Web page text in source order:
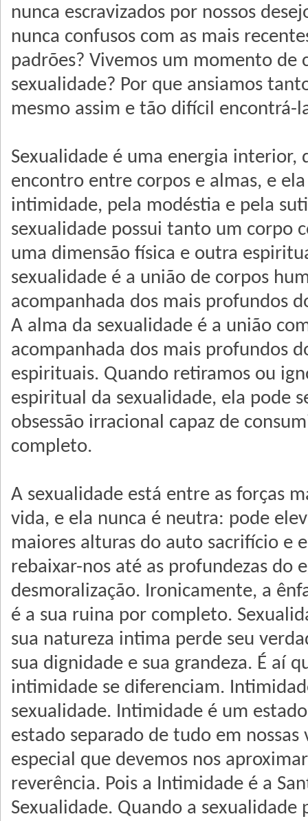
nunca escravizados por nossos
nunca confusos com as mais
padrões? Vivemos um momento de
sexualidade? Por que ansiamos
mesmo assim e tão difícil encontrá-
Sexualidade é uma energia interior,
encontro entre corpos e almas, e
intimidade, pela modéstia e pela
sexualidade possui tanto um corpo
uma dimensão física e outra
sexualidade é a união de corpos
acompanhada dos mais profundos
A alma da sexualidade é a união
acompanhada dos mais profundos
espirituais. Quando retiramos ou
espiritual da sexualidade, ela pode
obsessão irracional capaz de
completo.
A sexualidade está entre as forҫas
vida, e ela nunca é neutra: pode
maiores alturas do auto sacrifício e
rebaixar-nos até as profundezas do
desmoralização. Ironicamente, a
é a sua ruina por completo.
sua natureza intima perde seu
sua dignidade e sua grandeza. É aí
intimidade se diferenciam.
sexualidade. Intimidade é um
estado separado de tudo em nossas
especial que devemos nos
reverência. Pois a Intimidade é a
Sexualidade. Quando a sexualidade